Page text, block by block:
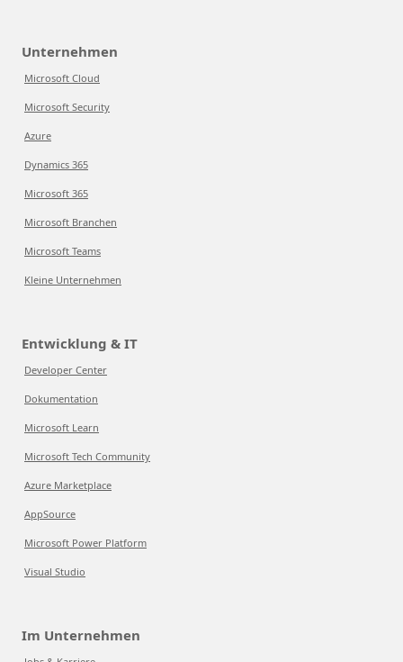
Unternehmen
Microsoft Cloud
Microsoft Security
Azure
Dynamics 365
Microsoft 365
Microsoft Branchen
Microsoft Teams
Kleine Unternehmen
Entwicklung & IT
Developer Center
Dokumentation
Microsoft Learn
Microsoft Tech Community
Azure Marketplace
AppSource
Microsoft Power Platform
Visual Studio
Im Unternehmen